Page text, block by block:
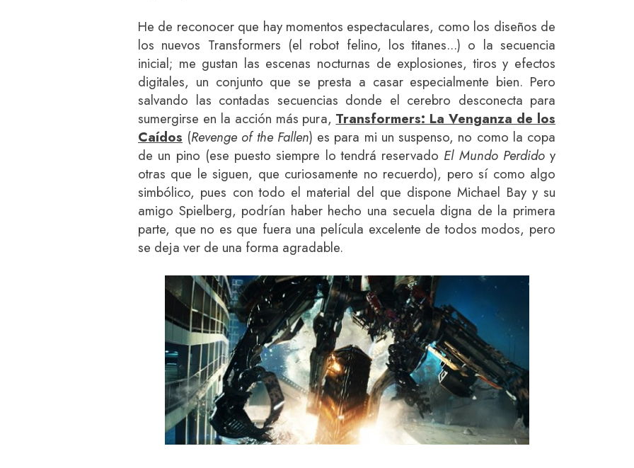
He de reconocer que hay momentos espectaculares, como los diseños de
los nuevos Transformers (el robot felino, los titanes...) o la secuencia
inicial; me gustan las escenas nocturnas de explosiones, tiros y efectos
digitales, un conjunto que se presta a casar especialmente bien. Pero
salvando las contadas secuencias donde el cerebro desconecta para
sumergirse en la acción más pura, Transformers: La Venganza de los
Caídos (Revenge of the Fallen) es para mi un suspenso, no como la copa
de un pino (ese puesto siempre lo tendrá reservado El Mundo Perdidoy
otras que le siguen, que curiosamente no recuerdo), pero sí como algo
simbólico, pues con todo el material del que dispone Michael Bay y su
amigo Spielberg, podrían haber hecho una secuela digna de la primera
parte, que no es que fuera una película excelente de todos modos, pero
se deja ver de una forma agradable.